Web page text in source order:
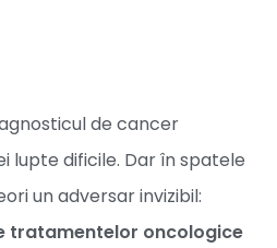
de cancer
lupte dificile. Dar în spatele
un adversar invizibil:
tratamentelor oncologice